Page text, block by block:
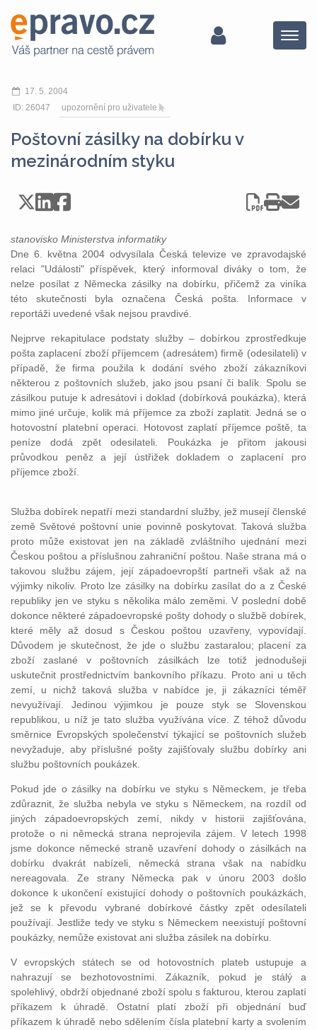
Menu
17. 5. 2004
ID: 26047
upozornění pro uživatele
Poštovní zásilky na dobírku v
mezinárodním styku
stanovisko Ministerstva informatiky
Dne 6. května 2004 odvysílala Česká televize ve zpravodajské
relaci "Události" příspěvek, který informoval diváky o tom, že
nelze posílat z Německa zásilky na dobírku, přičemž za viníka
této skutečnosti byla označena Česká pošta. Informace v
reportáži uvedené však nejsou pravdivé.
Nejprve rekapitulace podstaty služby – dobírkou zprostředkuje
pošta zaplacení zboží příjemcem (adresátem) firmě (odesilateli) v
případě, že firma použila k dodání svého zboží zákazníkovi
některou z poštovních služeb, jako jsou psaní či balík. Spolu se
zásilkou putuje k adresátovi i doklad (dobírková poukázka), která
mimo jiné určuje, kolik má příjemce za zboží zaplatit. Jedná se o
hotovostní platební operaci. Hotovost zaplatí příjemce poště, ta
peníze dodá zpět odesilateli. Poukázka je přitom jakousi
průvodkou peněz a její ústřižek dokladem o zaplacení pro
příjemce zboží.
Služba dobírek nepatří mezi standardní služby, jež musejí členské
země Světové poštovní unie povinně poskytovat. Taková služba
proto může existovat jen na základě zvláštního ujednání mezi
Českou poštou a příslušnou zahraniční poštou. Naše strana má o
takovou službu zájem, její západoevropští partneři však až na
výjimky nikoliv. Proto lze zásilky na dobírku zasílat do a z České
republiky jen ve styku s několika málo zeměmi. V poslední době
dokonce některé západoevropské pošty dohody o službě dobírek,
které měly až dosud s Českou poštou uzavřeny, vypovídají.
Důvodem je skutečnost, že jde o službu zastaralou; placení za
zboží zaslané v poštovních zásilkách lze totiž jednodušeji
uskutečnit prostřednictvím bankovního příkazu. Proto ani u těch
zemí, u nichž taková služba v nabídce je, ji zákazníci téměř
nevyužívají. Jedinou výjimkou je pouze styk se Slovenskou
republikou, u níž je tato služba využívána více. Z téhož důvodu
směrnice Evropských společenství týkající se poštovních služeb
nevyžaduje, aby příslušné pošty zajišťovaly službu dobírky ani
službu poštovních poukázek.
Pokud jde o zásilky na dobírku ve styku s Německem, je třeba
zdůraznit, že služba nebyla ve styku s Německem, na rozdíl od
jiných západoevropských zemí, nikdy v historii zajišťována,
protože o ni německá strana neprojevila zájem. V letech 1998
jsme dokonce německé straně uzavření dohody o zásilkách na
dobírku dvakrát nabízeli, německá strana však na nabídku
nereagovala. Ze strany Německa pak v únoru 2003 došlo
dokonce k ukončení existující dohody o poštovních poukázkách,
jež se k převodu vybrané dobírkové částky zpět odesílateli
používají. Jestliže tedy ve styku s Německem neexistují poštovní
poukázky, nemůže existovat ani služba zásilek na dobírku.
V evropských státech se od hotovostních plateb ustupuje a
nahrazují se bezhotovostními. Zákazník, pokud je stálý a
spolehlivý, obdrží objednané zboží spolu s fakturou, kterou zaplatí
příkazem k úhradě. Ostatní platí zboží při objednání buď
příkazem k úhradě nebo sdělením čísla platební karty a svolením